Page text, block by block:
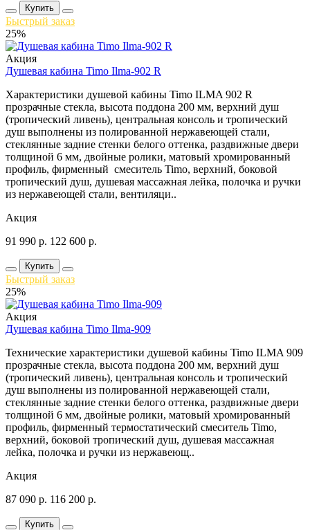
Купить
Быстрый заказ
25%
Акция
Душевая кабина Timo Ilma-902 R
Характеристики душевой кабины Timo ILMA 902 R
прозрачные стекла, высота поддона 200 мм, верхний душ
(тропический ливень), центральная консоль и тропический
душ выполнены из полированной нержавеющей стали,
стеклянные задние стенки белого оттенка, раздвижные двери
толщиной 6 мм, двойные ролики, матовый хромированный
профиль, фирменный смеситель Timo, верхний, боковой
тропический душ, душевая массажная лейка, полочка и ручки
из нержавеющей стали, вентиляци..
Акция
91 990 р. 122 600 р.
Купить
Быстрый заказ
25%
Акция
Душевая кабина Timo Ilma-909
Технические характеристики душевой кабины Timo ILMA 909
прозрачные стекла, высота поддона 200 мм, верхний душ
(тропический ливень), центральная консоль и тропический
душ выполнены из полированной нержавеющей стали,
стеклянные задние стенки белого оттенка, раздвижные двери
толщиной 6 мм, двойные ролики, матовый хромированный
профиль, фирменный термостатический смеситель Timo,
верхний, боковой тропический душ, душевая массажная
лейка, полочка и ручки из нержавеющ..
Акция
87 090 р. 116 200 р.
Купить